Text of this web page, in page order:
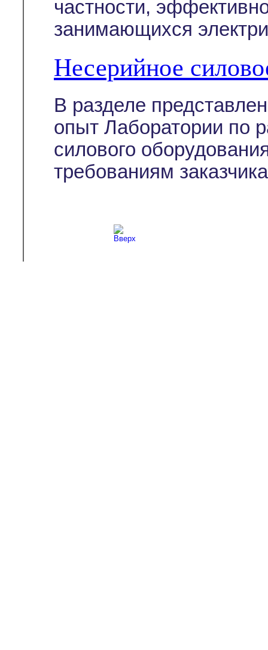
частности,
занимающихся
Несерийное
В разделе
опыт Лаборатории по
силового
требованиям